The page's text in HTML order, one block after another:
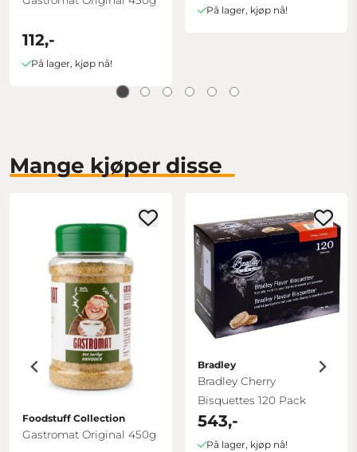
112,-
På lager, kjøp nå!
På lager, kjøp nå!
Mange kjøper disse
Foodstuff Collection
Gastromat Original 450g
Bradley
Bradley Cherry
Bisquettes 120 Pack
543,-
På lager, kjøp nå!